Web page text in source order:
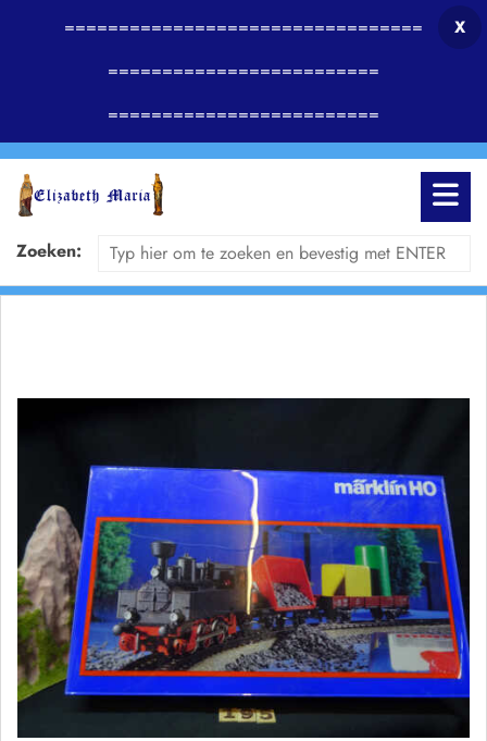
=================================
=========================
=========================
X
Zoeken: